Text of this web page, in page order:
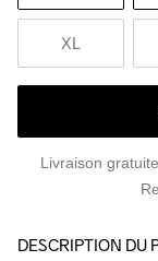
XL
Livraison
DESCRIPTION DU